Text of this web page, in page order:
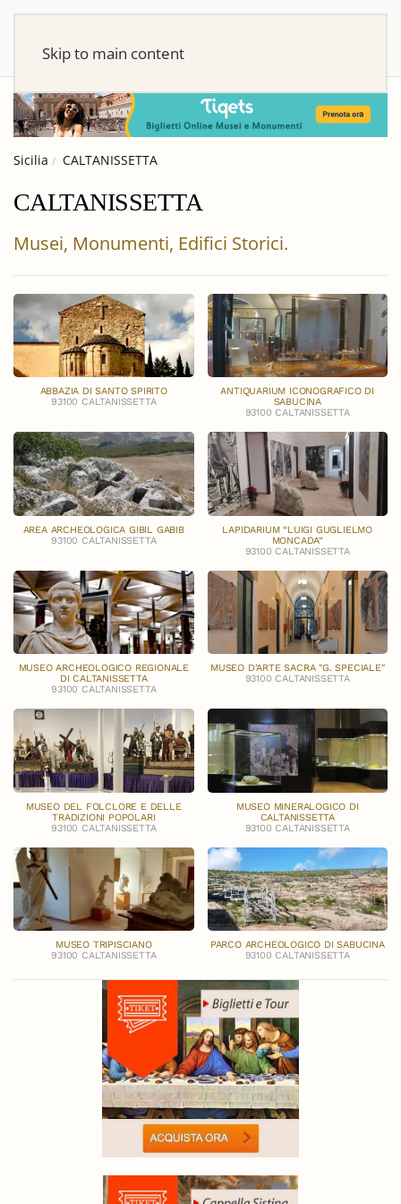
Skip to main content
Sicilia CALTANISSETTA
CALTANISSETTA
Musei, Monumenti, Edifici Storici.
ABBAZIA DI SANTO SPIRITO
93100 CALTANISSETTA
ANTIQUARIUM ICONOGRAFICO DI
SABUCINA
93100 CALTANISSETTA
AREA ARCHEOLOGICA GIBIL GABIB
93100 CALTANISSETTA
LAPIDARIUM “LUIGI GUGLIELMO
MONCADA”
93100 CALTANISSETTA
MUSEO ARCHEOLOGICO REGIONALE
DI CALTANISSETTA
93100 CALTANISSETTA
MUSEO D'ARTE SACRA "G. SPECIALE"
93100 CALTANISSETTA
MUSEO DEL FOLCLORE E DELLE
TRADIZIONI POPOLARI
93100 CALTANISSETTA
MUSEO MINERALOGICO DI
CALTANISSETTA
93100 CALTANISSETTA
MUSEO TRIPISCIANO
93100 CALTANISSETTA
PARCO ARCHEOLOGICO DI SABUCINA
93100 CALTANISSETTA